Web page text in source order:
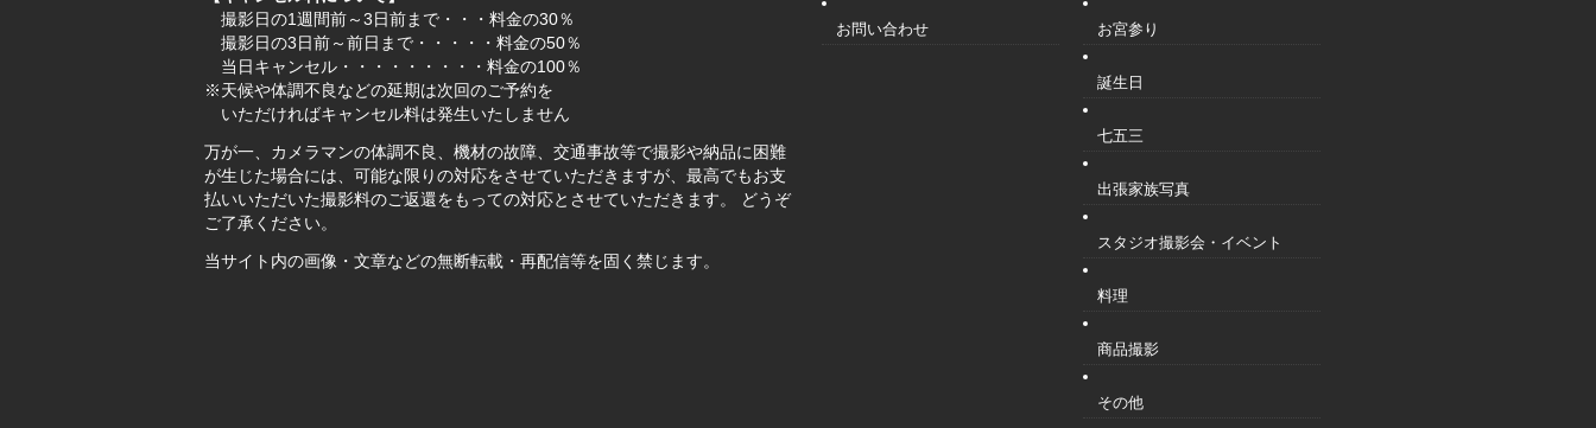
撮影日の1週間前～3日前まで・・・料金の30％
撮影日の3日前～前日まで・・・・・料金の50％
当日キャンセル・・・・・・・・・料金の100％
※天候や体調不良などの延期は次回のご予約を
いただければキャンセル料は発生いたしません
万が一、カメラマンの体調不良、機材の故障、交通事故等で撮影や納品に困難
が生じた場合には、可能な限りの対応をさせていただきますが、最高でもお支
払いいただいた撮影料のご返還をもっての対応とさせていただきます。 どうぞ
ご了承ください。
当サイト内の画像・文章などの無断転載・再配信等を固く禁じます。
お問い合わせ お宮参り
誕生日
七五三
出張家族写真
スタジオ撮影会・イベント
料理
商品撮影
その他